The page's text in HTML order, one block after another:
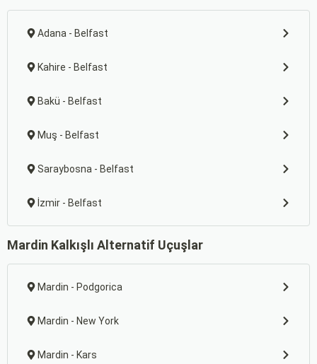
Adana - Belfast
Kahire - Belfast
Bakü - Belfast
Muş - Belfast
Saraybosna - Belfast
İzmir - Belfast
Mardin Kalkışlı Alternatif Uçuşlar
Mardin - Podgorica
Mardin - New York
Mardin - Kars